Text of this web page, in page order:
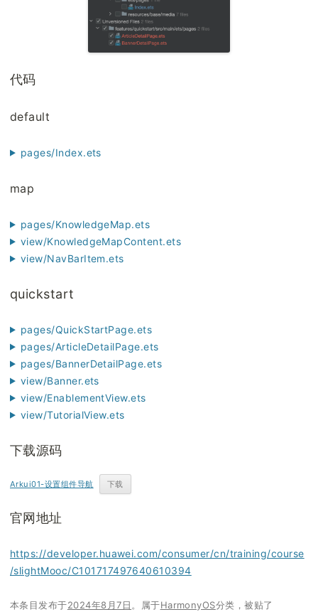
代码
default
pages/Index.ets
map
pages/KnowledgeMap.ets
view/KnowledgeMapContent.ets
view/NavBarItem.ets
quickstart
pages/QuickStartPage.ets
pages/ArticleDetailPage.ets
pages/BannerDetailPage.ets
view/Banner.ets
view/EnablementView.ets
view/TutorialView.ets
下载源码
Arkui01-设置组件导航 下载
官网地址
https://developer.huawei.com/consumer/cn/training/course
/slightMooc/C101717497640610394
本条目发布于2024年8月7日 。属于HarmonyOS分类，被贴了